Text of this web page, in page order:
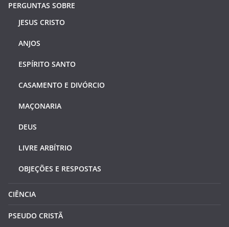
PERGUNTAS SOBRE
JESUS CRISTO
ANJOS
ESPÍRITO SANTO
CASAMENTO E DIVÓRCIO
MAÇONARIA
DEUS
LIVRE ARBÍTRIO
OBJEÇÕES E RESPOSTAS
CIÊNCIA
PSEUDO CRISTÃ